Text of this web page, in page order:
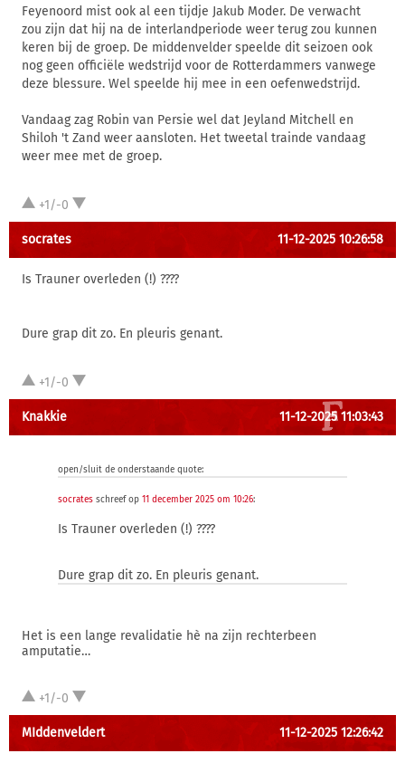
Feyenoord mist ook al een tijdje Jakub Moder. De verwacht
zou zijn dat hij na de interlandperiode weer terug zou kunnen
keren bij de groep. De middenvelder speelde dit seizoen ook
nog geen officiële wedstrijd voor de Rotterdammers vanwege
deze blessure. Wel speelde hij mee in een oefenwedstrijd.
Vandaag zag Robin van Persie wel dat Jeyland Mitchell en
Shiloh 't Zand weer aansloten. Het tweetal trainde vandaag
weer mee met de groep.
+1/-0
socrates 11-12-2025 10:26:58
Is Trauner overleden (!) ????
Dure grap dit zo. En pleuris genant.
+1/-0
Knakkie 11-12-2025 11:03:43
open/sluit de onderstaande quote:
socrates schreef op 11 december 2025 om 10:26:
Is Trauner overleden (!) ????
Dure grap dit zo. En pleuris genant.
Het is een lange revalidatie hè na zijn rechterbeen
amputatie…
+1/-0
MIddenveldert 11-12-2025 12:26:42